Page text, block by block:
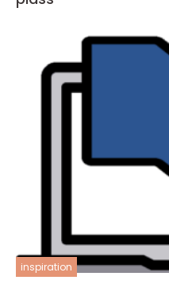
inspiration